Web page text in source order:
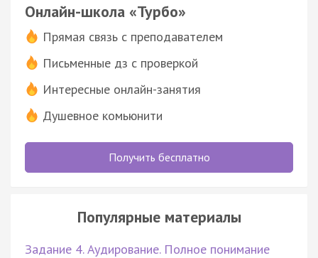
Онлайн-школа «Турбо»
Прямая связь с преподавателем
Письменные дз с проверкой
Интересные онлайн-занятия
Душевное комьюнити
Получить бесплатно
Популярные материалы
Задание 4. Аудирование. Полное понимание